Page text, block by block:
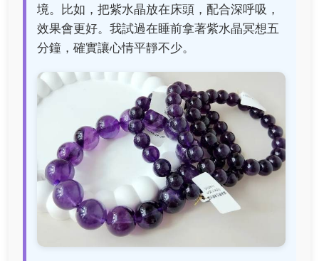
境。比如，把紫水晶放在床頭，配合深呼吸，
效果會更好。我試過在睡前拿著紫水晶冥想五
分鐘，確實讓心情平靜不少。